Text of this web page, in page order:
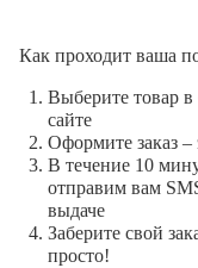
Как проходит ваша
Выберите товар
сайте
Оформите заказ
В течение 10
отправим вам
выдаче
Заберите свой
просто!